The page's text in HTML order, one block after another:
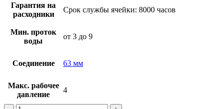
Гарантия на
расходники
Срок службы ячейки: 8000 часов
Мин. проток
воды
от 3 до 9
Соединение 63 мм
Макс. рабочее
давление
4